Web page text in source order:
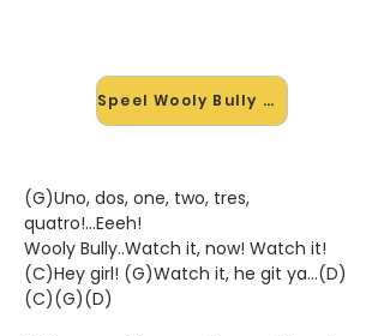
Speel Wooly Bully mee →
(G)Uno, dos, one, two, tres,
quatro!...Eeeh!
Wooly Bully..Watch it, now! Watch it!
(C)Hey girl! (G)Watch it, he git ya...(D)
(C)(G)(D)